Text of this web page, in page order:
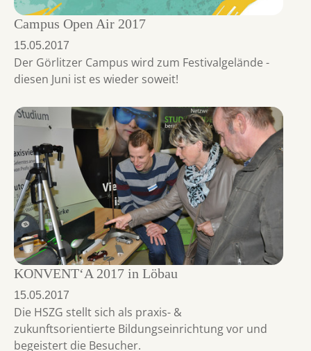
Campus Open Air 2017
15.05.2017
Der Görlitzer Campus wird zum Festivalgelände -
diesen Juni ist es wieder soweit!
KONVENT‘A 2017 in Löbau
15.05.2017
Die HSZG stellt sich als praxis- &
zukunftsorientierte Bildungseinrichtung vor und
begeistert die Besucher.